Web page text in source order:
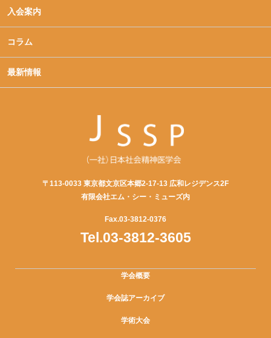
入会案内
コラム
最新情報
〒113-0033 東京都文京区本郷2-17-13 広和レジデンス2F
有限会社エム・シー・ミューズ内
Fax.03-3812-0376
Tel.03-3812-3605
学会概要
学会誌アーカイブ
学術大会